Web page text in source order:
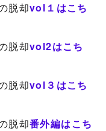
脱却vol１はこち
脱却vol2はこち
脱却vol３はこち
脱却番外編はこち